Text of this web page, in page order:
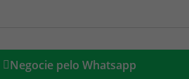
Negocie pelo Whatsapp